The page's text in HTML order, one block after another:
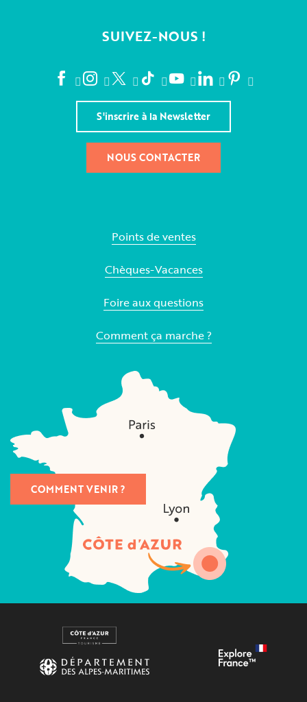
SUIVEZ-NOUS !
S'inscrire à la Newsletter
NOUS CONTACTER
Points de ventes
Chèques-Vacances
Foire aux questions
Comment ça marche ?
COMMENT VENIR ?